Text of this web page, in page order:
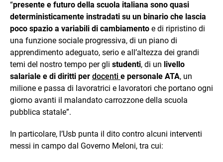
“presente e futuro della scuola italiana sono quasi
deterministicamente instradati su un binario che lascia
poco spazio a variabili di cambiamento e di ripristino di
una funzione sociale progressiva, di un piano di
apprendimento adeguato, serio e all’altezza dei grandi
temi del nostro tempo per gli studenti, di un livello
salariale e di diritti per docenti e personale ATA, un
milione e passa di lavoratrici e lavoratori che portano ogni
giorno avanti il malandato carrozzone della scuola
pubblica statale”.
In particolare, l’Usb punta il dito contro alcuni interventi
messi in campo dal Governo Meloni, tra cui: